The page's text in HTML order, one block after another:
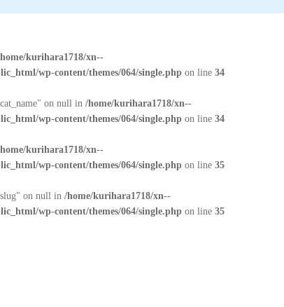
kurihara1718/xn--
wp-content/themes/064/single.php on line34
on null in/home/kurihara1718/xn--
wp-content/themes/064/single.php on line34
kurihara1718/xn--
wp-content/themes/064/single.php on line35
on null in/home/kurihara1718/xn--
wp-content/themes/064/single.php on line35